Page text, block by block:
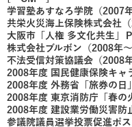
学習塾あすなろ学院（2007
共栄火災海上保険株式会社
大阪市「人権 多文化共生」
株式会社ブルボン（2008年～
不法受信対策協議会（2008年
2008年度 国民健康保険キャ
2008年度 外務省「旅券の日
2008年度 東京消防庁「春の
2008年度 建設業労働災害防
参議院議員選挙投票促進ポ